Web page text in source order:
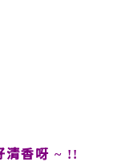
清香呀 ~ !!